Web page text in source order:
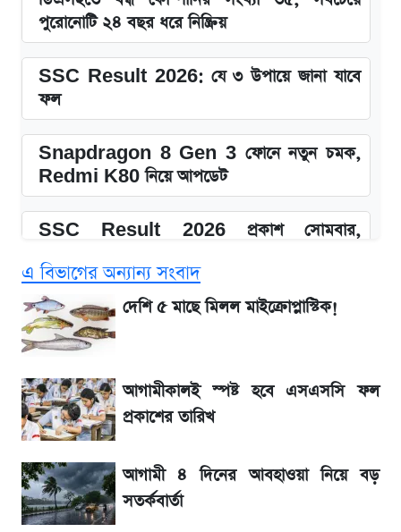
পুরোনোটি ২৪ বছর ধরে নিষ্ক্রিয়
SSC Result 2026: যে ৩ উপায়ে জানা যাবে
ফল
Snapdragon 8 Gen 3 ফোনে নতুন চমক,
Redmi K80 নিয়ে আপডেট
SSC Result 2026 প্রকাশ সোমবার,
১৮০ দিনের মূল্যায়ন শেষে মন্ত্রিসভায় পরিবর্তন
SSc Result 2026 তারিখ চূড়ান্ত, স্কুলে ভর্তি
নিয়ে নতুন নিয়ম
মেসির জীবনে নেমে এলো শোকের ছায়া
এ বিভাগের অন্যান্য সংবাদ
দেশি ৫ মাছে মিলল মাইক্রোপ্লাস্টিক!
আগামীকালই স্পষ্ট হবে এসএসসি ফল
প্রকাশের তারিখ
আগামী ৪ দিনের আবহাওয়া নিয়ে বড়
সতর্কবার্তা